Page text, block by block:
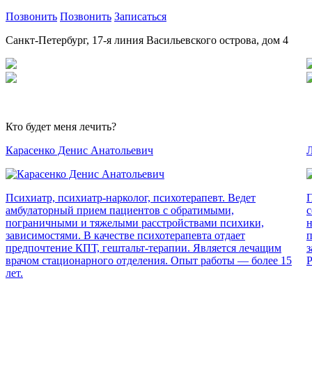
Позвонить Позвонить Записаться
Санкт-Петербург, 17-я линия Васильевского острова, дом 4
Кто будет меня лечить?
Карасенко Денис Анатольевич
Психиатр, психиатр-нарколог, психотерапевт. Ведет
амбулаторный прием пациентов с обратимыми,
пограничными и тяжелыми расстройствами психики,
зависимостями. В качестве психотерапевта отдает
предпочтение КПТ, гештальт-терапии. Является лечащим
врачом стационарного отделения. Опыт работы — более 15
лет.